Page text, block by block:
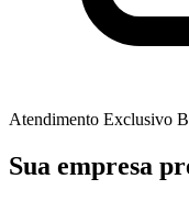
Atendimento Exclusivo
Sua empresa